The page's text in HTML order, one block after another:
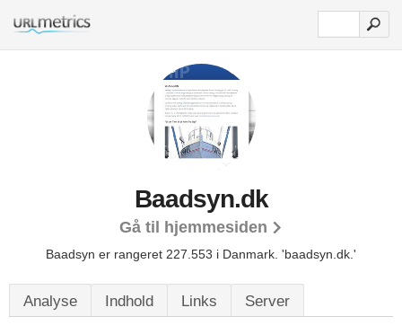
Baadsyn.dk
Gå til hjemmesiden
Baadsyn er rangeret 227.553 i Danmark. 'baadsyn.dk.'
Analyse Indhold Links Server